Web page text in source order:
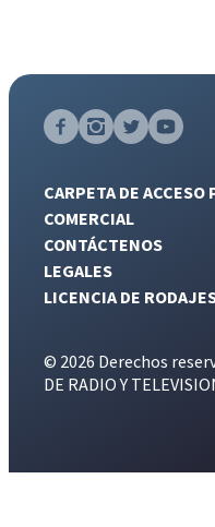
CARPETA DE ACCESO
COMERCIAL
CONTÁCTENOS
LEGALES
LICENCIA DE
© 2026 Derechos
DE RADIO Y